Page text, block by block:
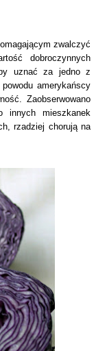
zwalczyć
dobroczynnych
uznać za jedno z
amerykańscy
Zaobserwowano
innych mieszkanek
rzadziej chorują na